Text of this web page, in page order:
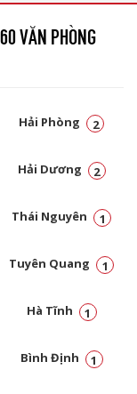
VĂN PHÒNG
Hải Phòng 2
Hải Dương 2
Thái Nguyên 1
Tuyên Quang 1
Hà Tĩnh 1
Bình Định 1